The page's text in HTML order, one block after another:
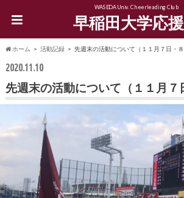
WASEDA Univ. Cheerleading Club
早稲田大学応
ホーム 活動記録 先週末の活動について（１１月７日・８
2020.11.10
先週末の活動について（１１月７